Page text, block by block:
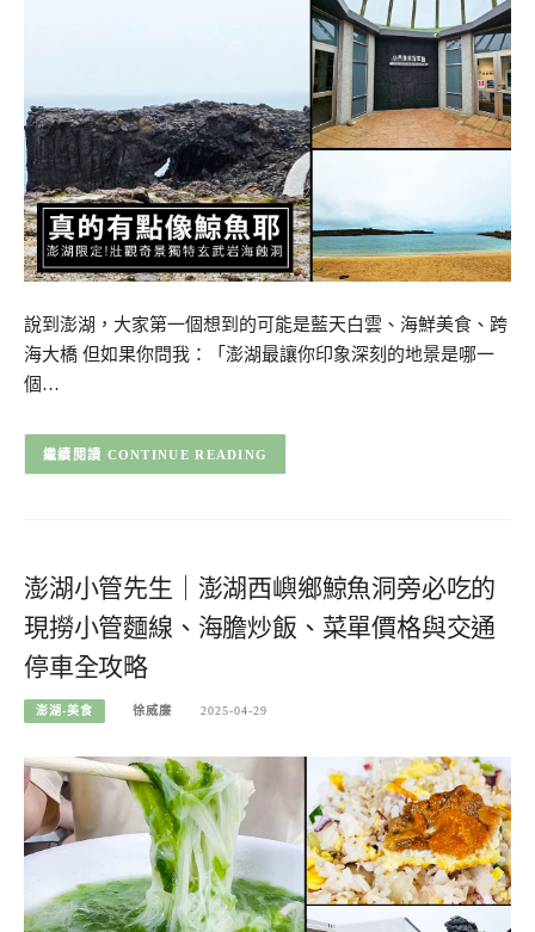
說到澎湖，大家第一個想到的可能是藍天白雲、海鮮美食、跨
海大橋 但如果你問我：「澎湖最讓你印象深刻的地景是哪一
個…
CONTINUE READING
澎湖小管先生｜澎湖西嶼鄉鯨魚洞旁必吃的
現撈小管麵線、海膽炒飯、菜單價格與交通
停車全攻略
澎湖-美食 徐威廉 2025-04-29